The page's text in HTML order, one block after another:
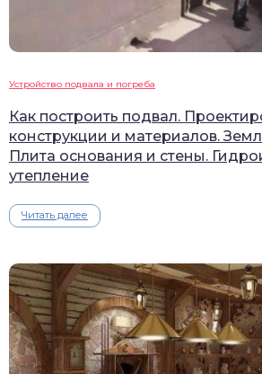
Устройство подвала и погреба
Как построить подвал.
конструкции и материалов.
Плита основания и стены.
утепление
Читать далее